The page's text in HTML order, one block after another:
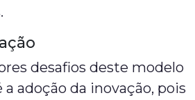
desafios deste modelo
adoção da inovação, pois